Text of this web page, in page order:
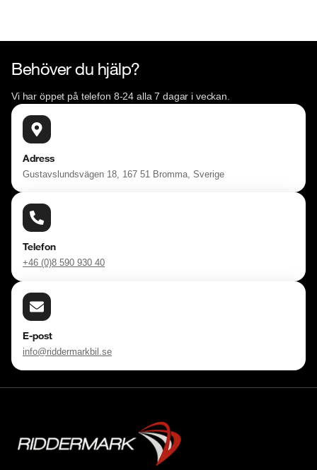
Behöver du hjälp?
Vi har öppet på telefon 8-24 alla 7 dagar i veckan.
Adress
Gustavslundsvägen 18, 167 51 Bromma, Sverige
Telefon
+46 (0)8 590 930 40
E-post
info@riddermarkbil.se